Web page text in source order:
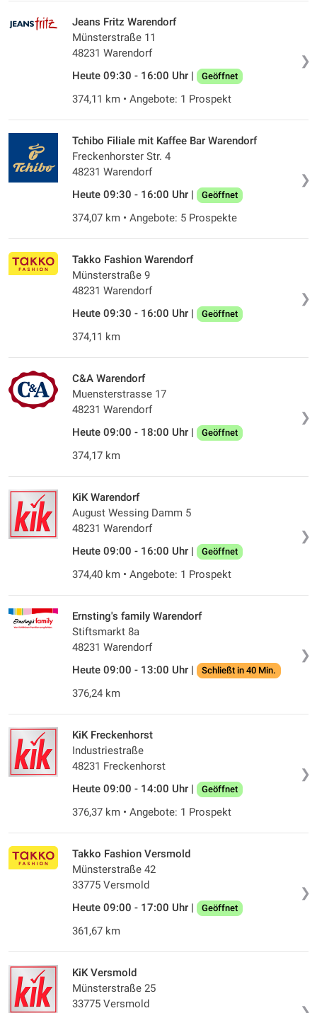
❯
Jeans Fritz Warendorf
Münsterstraße 11
48231 Warendorf
Heute 09:30 - 16:00 Uhr |
Geöffnet
374,11 km • Angebote: 1 Prospekt
❯
Tchibo Filiale mit Kaffee Bar Warendorf
Freckenhorster Str. 4
48231 Warendorf
Heute 09:30 - 16:00 Uhr |
Geöffnet
374,07 km • Angebote: 5 Prospekte
❯
Takko Fashion Warendorf
Münsterstraße 9
48231 Warendorf
Heute 09:30 - 16:00 Uhr |
Geöffnet
374,11 km
❯
C&A Warendorf
Muensterstrasse 17
48231 Warendorf
Heute 09:00 - 18:00 Uhr |
Geöffnet
374,17 km
❯
KiK Warendorf
August Wessing Damm 5
48231 Warendorf
Heute 09:00 - 16:00 Uhr |
Geöffnet
374,40 km • Angebote: 1 Prospekt
❯
Ernsting's family Warendorf
Stiftsmarkt 8a
48231 Warendorf
Heute 09:00 - 13:00 Uhr |
Schließt in 40 Min.
376,24 km
❯
KiK Freckenhorst
Industriestraße
48231 Freckenhorst
Heute 09:00 - 14:00 Uhr |
Geöffnet
376,37 km • Angebote: 1 Prospekt
❯
Takko Fashion Versmold
Münsterstraße 42
33775 Versmold
Heute 09:00 - 17:00 Uhr |
Geöffnet
361,67 km
KiK Versmold
Münsterstraße 25
33775 Versmold